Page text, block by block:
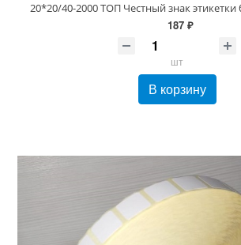
20*20/40-2000 ТОП Честный знак
187 ₽
шт
В корзину